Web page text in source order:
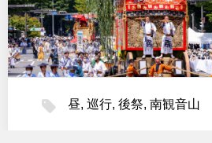
昼, 巡行, 後祭, 南観音山